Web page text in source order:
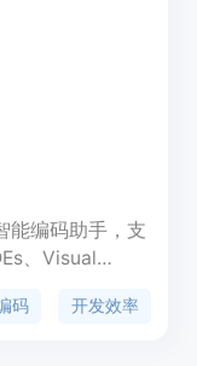
能编码助手，支
、Visual
务，提高编码效
码 开发效率